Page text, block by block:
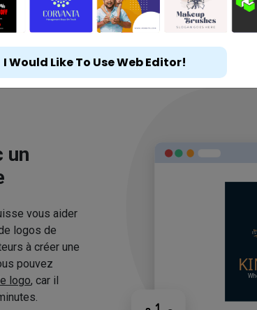
un
vous aider
logos de
à créer une
pouvez
logo, car il
I Would Like To Use Web Editor!